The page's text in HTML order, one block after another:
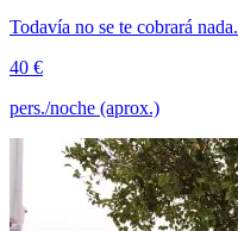
Todavía no se te cobrará nada.
40 €
pers./noche (aprox.)